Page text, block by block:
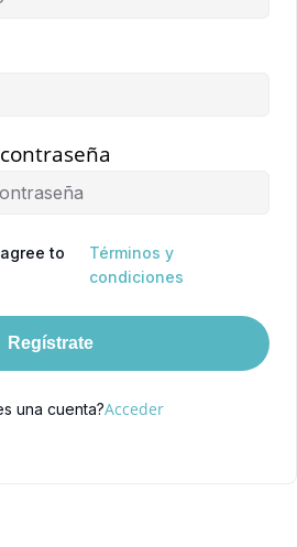
to
Términos y
condiciones
Regístrate
una cuenta?Acceder